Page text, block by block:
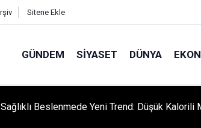
Sitene Ekle
GÜNDEM SIYASET DÜNYA
Sağlıklı Beslenmede Yeni Trend: Düşük